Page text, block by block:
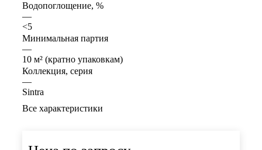
Водопоглощение, %
—
<5
Минимальная партия
—
10 м² (кратно упаковкам)
Коллекция, серия
—
Sintra
Все характеристики